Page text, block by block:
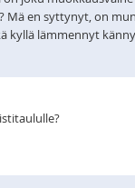
Mä en syttynyt, on
kyllä lämmennyt